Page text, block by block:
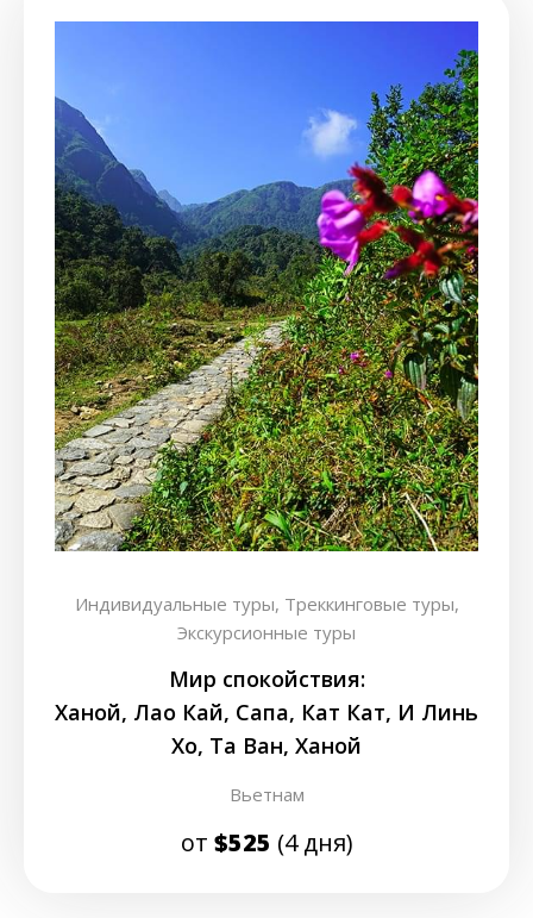
Индивидуальные туры, Треккинговые туры,
Экскурсионные туры
Мир спокойствия:
Ханой, Лао Кай, Сапа, Кат Кат, И Линь
Хо, Та Ван, Ханой
Вьетнам
от $525 (4 дня)